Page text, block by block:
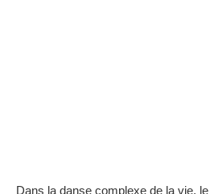
Dans la danse complexe de la vie,